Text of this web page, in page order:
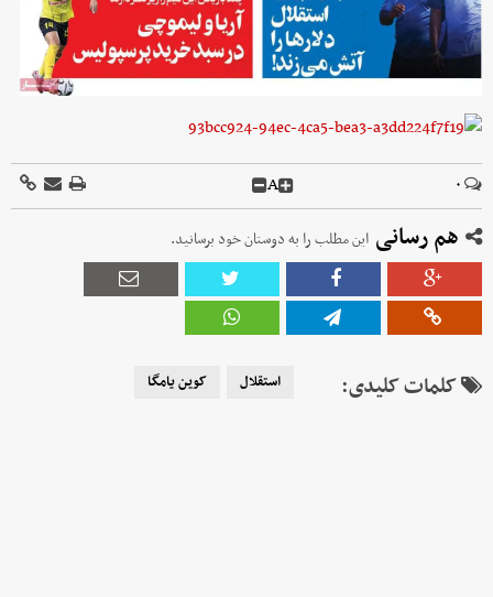
۰ A
هم رسانی این مطلب را به دوستان خود برسانید.
کلمات کلیدی: استقلال کوین یامگا